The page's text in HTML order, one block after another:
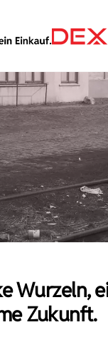
springen
Wurzeln,
Zukunft.